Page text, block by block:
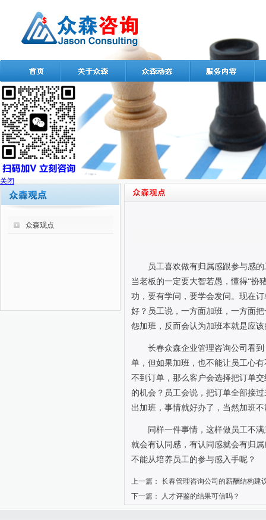
众森观点
员工喜欢做有归属感跟参与感
当老板的一定要大智若愚，懂得“扮
功，要有学问，要学会发问。现在
好？员工说，一方面加班，一方面
怨加班，反而会认为加班本就是应
长春众森企业管理咨询公司看
单，但如果加班，也不能让员工心
不到订单，那么客户会选择把订单
的机会？员工会说，把订单全部接
出加班，事情就好办了，当然加班
同样一件事情，这样做员工不
就会有认同感，有认同感就会有归
不能从培养员工的参与感入手呢？
上一篇： 长春管理咨询公司的薪酬结构建
下一篇：
人才评鉴的结果可信吗？
关闭